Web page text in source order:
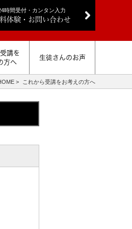
時間受付・カンタン入力
体験・お問い合わせ
講を
方へ
生徒さんのお声
> これから受講をお考えの方へ